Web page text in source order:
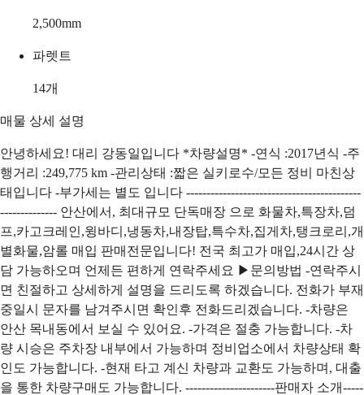
2,500mm
파렛트
14개
매물 상세 설명
안녕하세요! 대리 강동일입니다 *차량설명* -연식 :2017년식 -주
행거리 :249,775 km -관리상태 :짧은 실키로수/모든 정비 마친상
태입니다 -부가세는 별도 입니다 -------------------------------------------
-------------- 안산에서, 최대규모 단독매장 으로 화물차,특장차,덤
프,카고크레인,윙바디,냉동차,내장탑,특수차,집게차,탱크로리,개
별화물,암롤 매입 판매전문입니다! 전국 최고가 매입,24시간 상
담 가능하오며 언제든 편하게 연락주세요 ▶문의방법 -연락주시
면 친절하고 상세하게 설명을 드리도록 하겠습니다. 전화가 부재
중일시 문자를 남겨주시면 확인후 전화드리겠습니다. -차량은
안산 목내동에서 보실 수 있어요. -가격은 절충 가능합니다. -차
량 시승은 주차장 내부에서 가능하며 정비업소에서 차량상태 확
인도 가능합니다. -현재 타고 계신 차량과 교환도 가능하며, 대출
을 통한 차량구매도 가능합니다. ----------------------판매자 소개-----